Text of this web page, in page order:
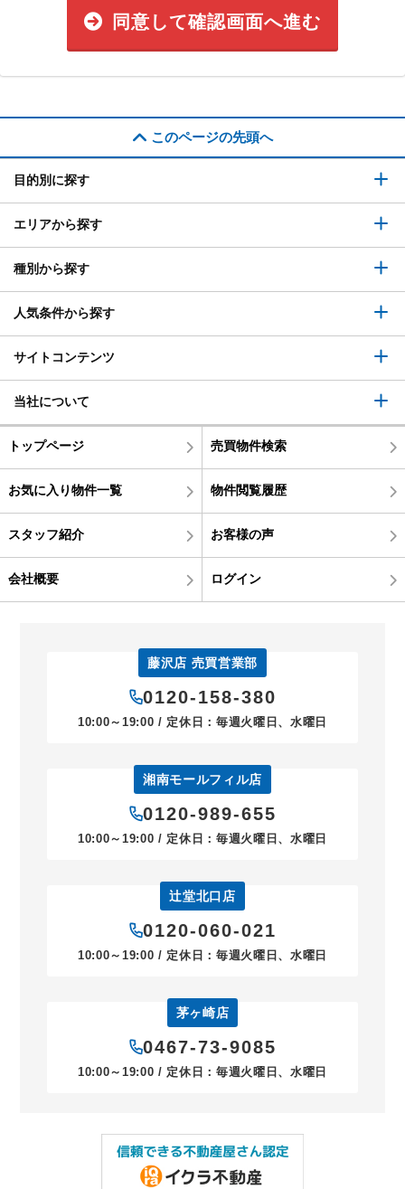
同意して確認画面へ進む
このページの先頭へ
目的別に探す
エリアから探す
種別から探す
人気条件から探す
サイトコンテンツ
当社について
トップページ 売買物件検索
お気に入り物件一覧 物件閲覧履歴
スタッフ紹介 お客様の声
会社概要 ログイン
藤沢店 売買営業部
0120-158-380
10:00～19:00 / 定休日：毎週火曜日、水曜日
湘南モールフィル店
0120-989-655
10:00～19:00 / 定休日：毎週火曜日、水曜日
辻堂北口店
0120-060-021
10:00～19:00 / 定休日：毎週火曜日、水曜日
茅ヶ崎店
0467-73-9085
10:00～19:00 / 定休日：毎週火曜日、水曜日